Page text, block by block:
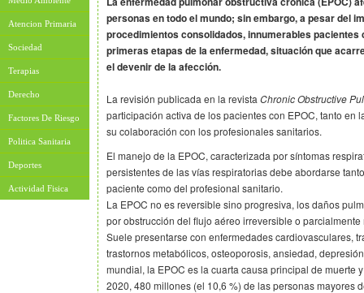
Atencion Primaria
Sociedad
Terapias
Derecho
Factores De Riesgo
Politica Sanitaria
Deportes
Actividad Fisica
personas en todo el mundo; sin embargo, a pesar del
procedimientos consolidados, innumerables pacientes
primeras etapas de la enfermedad, situación que
el devenir de la afección.
La revisión publicada en la revista Chronic Obstructive
participación activa de los pacientes con EPOC, tanto en
su colaboración con los profesionales sanitarios.
El manejo de la EPOC, caracterizada por síntomas
persistentes de las vías respiratorias debe abordarse
paciente como del profesional sanitario.
La EPOC no es reversible sino progresiva, los daños
por obstrucción del flujo aéreo irreversible o parcialmente
Suele presentarse con enfermedades cardiovasculares,
trastornos metabólicos, osteoporosis, ansiedad,
mundial, la EPOC es la cuarta causa principal de muerte
2020, 480 millones (el 10,6 %) de las personas mayores